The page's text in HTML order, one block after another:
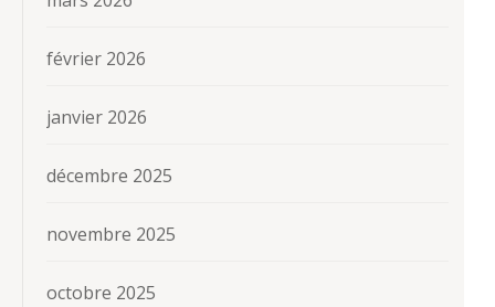
février 2026
janvier 2026
décembre 2025
novembre 2025
octobre 2025